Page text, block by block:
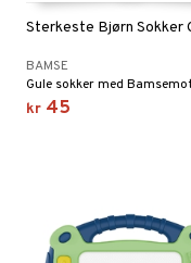
Sterkeste Bjørn Sokker
BAMSE
Gule sokker med
kr 45